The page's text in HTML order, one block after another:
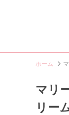
ホーム
マリ
リー